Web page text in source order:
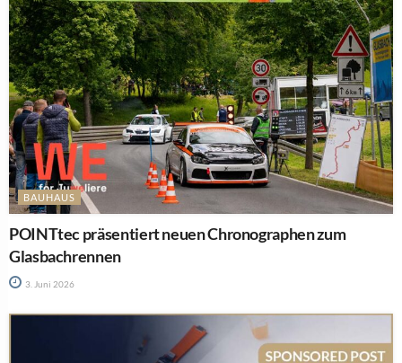
BAUHAUS
POINTtec präsentiert neuen Chronographen zum
Glasbachrennen
3. Juni 2026